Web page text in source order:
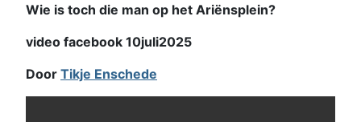
Wie is toch die man op het Ariënsplein?
video facebook 10juli2025
Door Tikje Enschede